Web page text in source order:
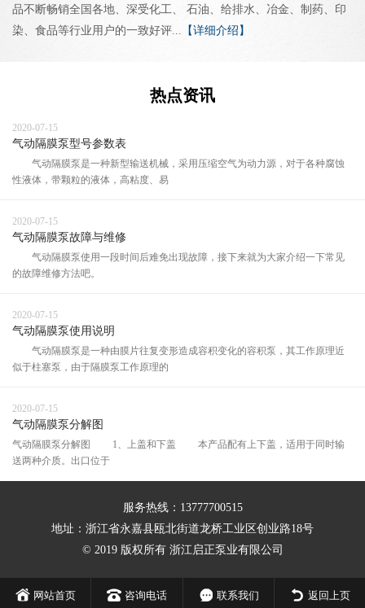
品不断畅销全国各地、深受化工、 石油、给排水、冶金、制药、印
染、食品等行业用户的一致好评... 【详细介绍】
热点资讯
2020-07-15
气动隔膜泵型号参数表
气动隔膜泵是一种新型输送机械，采用压缩空气为动力源，对于各种腐蚀
性液体，带颗粒的液体，高粘度、易
2020-07-15
气动隔膜泵故障与维修
气动隔膜泵使用一段时间后难免出现故障，接下来就为大家介绍一下常见
的故障维修方法吧。
2020-07-15
气动隔膜泵使用说明
气动隔膜泵是一种由膜片往复变形造成容积变化的容积泵，其工作原理近
似于柱塞泵，由于隔膜泵工作原理的
2020-07-15
气动隔膜泵分解图
气动隔膜泵分解图 1、上盖和下盖 本产品配有上下盖，适用于同时输
送两种介质。出口位于
服务热线：13777700515
地址：浙江省永嘉县瓯北街道龙桥工业区创业路18号
© 2019 版权所有 浙江启正泵业有限公司
网站首页 咨询电话 联系我们 返回上页